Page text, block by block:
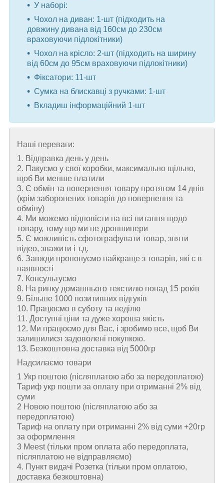
У наборі:
Чохол на диван: 1-шт (підходить на
довжину дивана від 160см до 230см
враховуючи підлокітники)
Чохол на крісло: 2-шт (підходить на ширину
від 60см до 95см враховуючи підлокітники)
Фіксатори: 11-шт
Сумка на блискавці з ручками: 1-шт
Вкладиш інформаційний 1-шт
Наші переваги:
1. Відправка день у день
2. Пакуємо у свої коробки, максимально щільно,
щоб Ви менше платили
3. Є обмін та повернення товару протягом 14 днів
(крім заборонених товарів до повернення та
обміну)
4. Ми можемо відповісти на всі питання щодо
товару, тому що ми не дропшипери
5. Є можливість сфотографувати товар, зняти
відео, зважити і т.д.
6. Завжди пропонуємо найкраще з товарів, які є в
наявності
7. Консультуємо
8. На ринку домашнього текстилю понад 15 років
9. Більше 1000 позитивних відгуків
10. Працюємо в суботу та неділю
11. Доступні ціни та дуже хороша якість
12. Ми працюємо для Вас, і зробимо все, щоб Ви
залишилися задоволені покупкою.
13. Безкоштовна доставка від 5000гр
Надсилаємо товари
1 Укр поштою (пiсляплатою або за передоплатою)
Тариф укр пошти за оплату при отриманні 2% від
суми
2 Новою поштою (пiсляплатою або за
передоплатою)
Тариф на оплату при отриманні 2% від суми +20гр
за оформлення
3 Meest (тільки пром оплата або передоплата,
післяплатою не відправляємо)
4. Пункт видачі Розетка (тільки пром оплатою,
доставка безкоштовна)